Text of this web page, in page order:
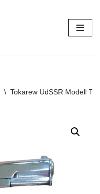
\ Tokarew UdSSR Modell